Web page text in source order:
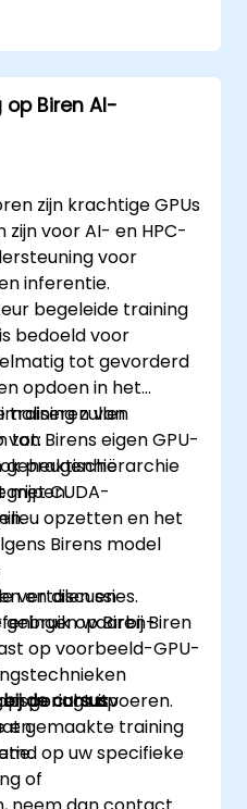
Biren AI-
zijn krachtige GPUs
voor AI- en HPC-
voor
inferentie.
begeleide training
bedoeld voor
tot gevorderd
opdoen in het
van
Birens eigen GPU-
praktische
met CUDA-
training zullen
tot:
opzetten en het
Birens model
vertalen en
op Biren-
uitvoeren.
en discussies.
waarbij Biren
op voorbeeld-GPU-
gericht op
en
de cursus
gemaakte training
op uw specifieke
of